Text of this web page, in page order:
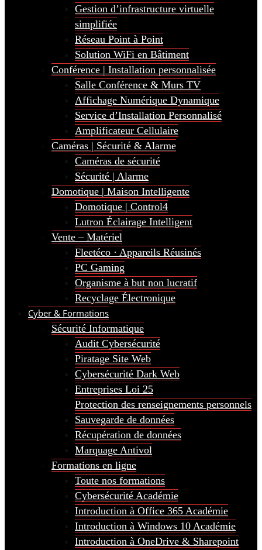
Gestion d’infrastructure virtuelle
simplifiée
Réseau Point à Point
Solution WiFi en Bâtiment
Conférence | Installation personnalisée
Salle Conférence & Murs TV
Affichage Numérique Dynamique
Service d’Installation Personnalisé
Amplificateur Cellulaire
Caméras | Sécurité & Alarme
Caméras de sécurité
Sécurité | Alarme
Domotique | Maison Intelligente
Domotique | Control4
Lutron Éclairage Intelligent
Vente – Matériel
Fleetéco · Appareils Réusinés
PC Gaming
Organisme à but non lucratif
Recyclage Électronique
Cyber & Formations
Sécurité Informatique
Audit Cybersécurité
Piratage Site Web
Cybersécurité Dark Web
Entreprises Loi 25
Protection des renseignements personnels
Sauvegarde de données
Récupération de données
Marquage Antivol
Formations en ligne
Toute nos formations
Cybersécurité Académie
Introduction à Office 365 Académie
Introduction à Windows 10 Académie
Introduction à OneDrive & Sharepoint